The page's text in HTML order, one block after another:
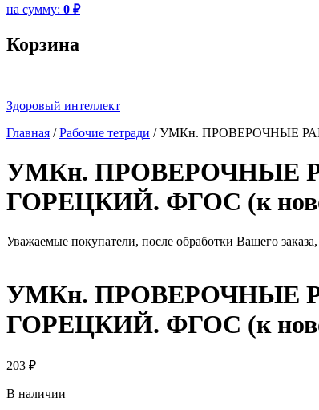
на сумму: 0 ₽
Корзина
Здоровый интеллект
Главная /Рабочие тетради / УМКн. ПРОВЕРОЧНЫЕ
УМКн. ПРОВЕРОЧНЫЕ
ГОРЕЦКИЙ. ФГОС (к
Уважаемые покупатели, после обработки Вашего
УМКн. ПРОВЕРОЧНЫЕ
ГОРЕЦКИЙ. ФГОС (к
203 ₽
В наличии